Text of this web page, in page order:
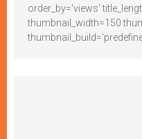
order_by='views'
thumbnail_width=150